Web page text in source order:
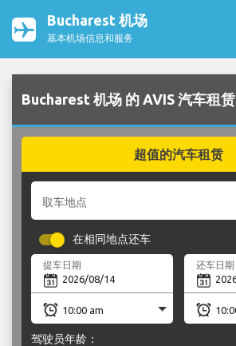
Bucharest 机场
基本机场信息和服务
Bucharest 机场 的 AVIS 汽车租赁
超值的汽车租赁
取车地点
在相同地点还车
提车日期 还车日期
驾驶员年龄：